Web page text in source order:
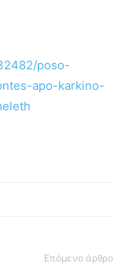
poso-
apo-karkino-
Επόμενο άρθρο